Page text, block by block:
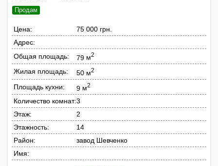
Продам
Цена:
75 000 грн.
Адрес:
Общая площадь:
79 м2
Жилая площадь: 50 м2
Площадь кухни: 9 м2
Количество комнат:3
Этаж:
2
Этажность:
14
Район:
завод Шевченко
Имя: